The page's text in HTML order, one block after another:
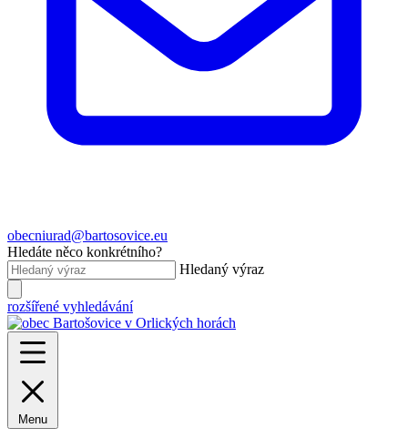
obecniurad@bartosovice.eu
Hledáte něco konkrétního?
Hledaný výraz
rozšířené vyhledávání
Menu